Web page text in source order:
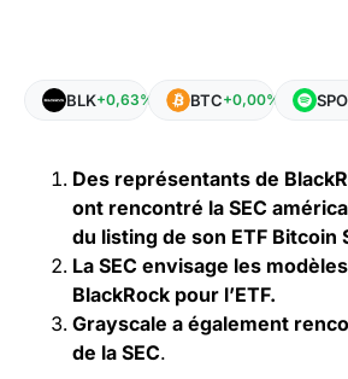
BLK+0,63% BTC+0,00%
Des représentants de
ont rencontré la SEC
du listing de son ETF Bitcoin
La SEC envisage les
BlackRock pour l’ETF.
Grayscale a également
de la SEC.